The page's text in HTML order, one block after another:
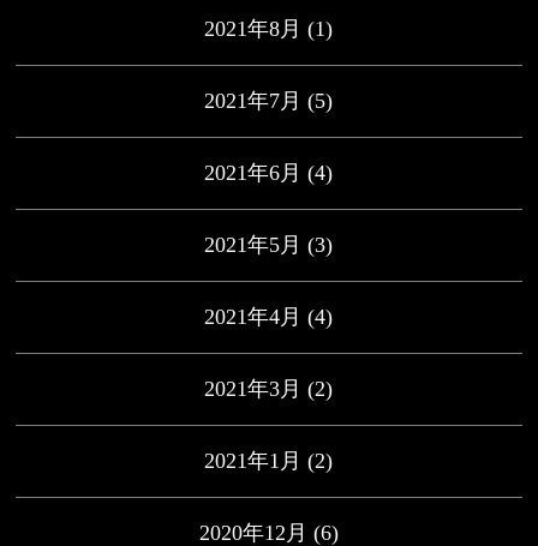
2021年8月 (1)
2021年7月 (5)
2021年6月 (4)
2021年5月 (3)
2021年4月 (4)
2021年3月 (2)
2021年1月 (2)
2020年12月 (6)